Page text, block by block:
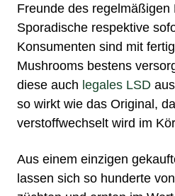
Freunde des regelmäßigen
Sporadische respektive
Konsumenten sind mit
Mushrooms bestens
diese auch legales LSD
so wirkt wie das Original,
verstoffwechselt wird im
Aus einem einzigen
lassen sich so hunderte